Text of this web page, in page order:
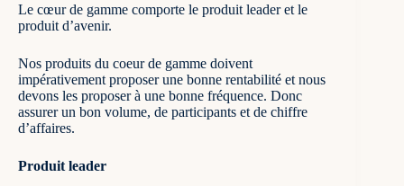
Le cœur de gamme comporte le produit leader et le
produit d’avenir.
Nos produits du coeur de gamme doivent
impérativement proposer une bonne rentabilité et nous
devons les proposer à une bonne fréquence. Donc
assurer un bon volume, de participants et de chiffre
d’affaires.
Produit leader